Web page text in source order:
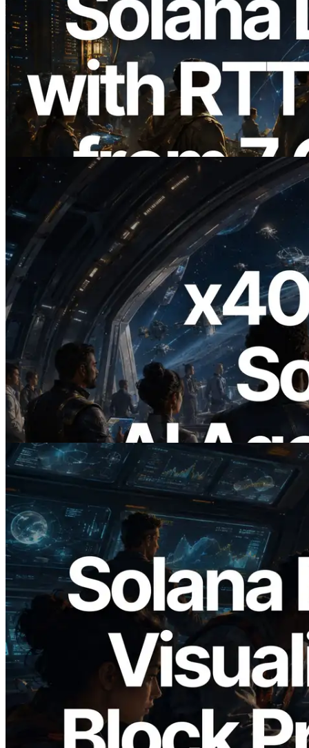
2026.08.05
ERPC amplía la Leader Slot API de
Solana con medición de ping desde 7
regiones globales — También se lanza la
Validators Information API
Leer este artículo
2026.07.04
ERPC lanza Solana RPC compatible con
x402 — La era en la que los agentes de IA
pagan bajo demanda por las API que
necesitan
Leer este artículo
2026.05.24
Validators Solutions lanza el Solana Block
Analyzer — Visualización del tiempo de
producción de bloque por slot y del
Validador asignado
Leer este artículo